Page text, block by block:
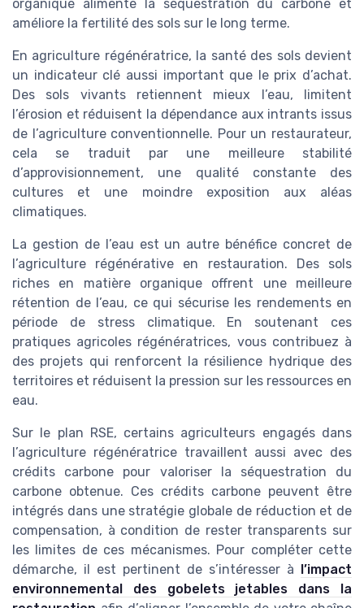
organique alimente la séquestration du carbone et
améliore la fertilité des sols sur le long terme.
En agriculture régénératrice, la santé des sols devient
un indicateur clé aussi important que le prix d’achat.
Des sols vivants retiennent mieux l’eau, limitent
l’érosion et réduisent la dépendance aux intrants issus
de l’agriculture conventionnelle. Pour un restaurateur,
cela se traduit par une meilleure stabilité
d’approvisionnement, une qualité constante des
cultures et une moindre exposition aux aléas
climatiques.
La gestion de l’eau est un autre bénéfice concret de
l’agriculture régénérative en restauration. Des sols
riches en matière organique offrent une meilleure
rétention de l’eau, ce qui sécurise les rendements en
période de stress climatique. En soutenant ces
pratiques agricoles régénératrices, vous contribuez à
des projets qui renforcent la résilience hydrique des
territoires et réduisent la pression sur les ressources en
eau.
Sur le plan RSE, certains agriculteurs engagés dans
l’agriculture régénératrice travaillent aussi avec des
crédits carbone pour valoriser la séquestration du
carbone obtenue. Ces crédits carbone peuvent être
intégrés dans une stratégie globale de réduction et de
compensation, à condition de rester transparents sur
les limites de ces mécanismes. Pour compléter cette
démarche, il est pertinent de s’intéresser à l’impact
environnemental des gobelets jetables dans la